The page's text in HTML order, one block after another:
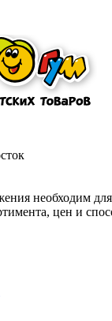
необходим
цен и